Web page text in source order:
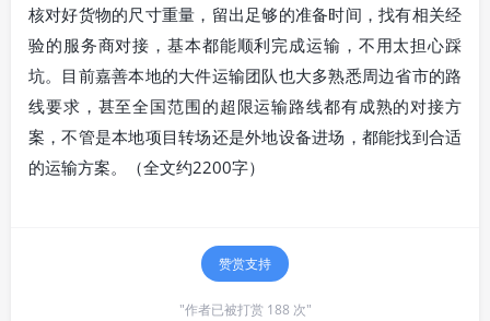
核对好货物的尺寸重量，留出足够的准备时间，找有相关经
验的服务商对接，基本都能顺利完成运输，不用太担心踩
坑。目前嘉善本地的大件运输团队也大多熟悉周边省市的路
线要求，甚至全国范围的超限运输路线都有成熟的对接方
案，不管是本地项目转场还是外地设备进场，都能找到合适
的运输方案。（全文约2200字）
赞赏支持
"作者已被打赏 188 次"